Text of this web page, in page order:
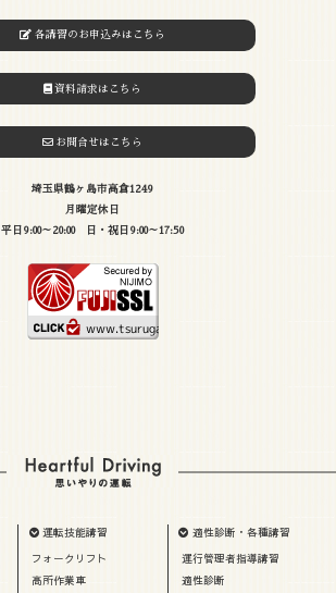
各講習のお申込みはこちら
資料請求はこちら
お問合せはこちら
埼玉県鶴ヶ島市高倉1249
月曜定休日
平日9:00～20:00 日・祝日9:00～17:50
運転技能講習
フォークリフト
高所作業車
適性診断・各種講習
運行管理者指導講習
適性診断